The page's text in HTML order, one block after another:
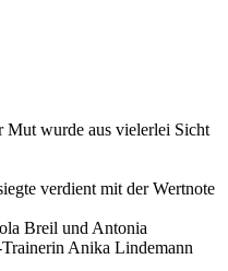
Mut wurde aus vielerlei Sicht
verdient mit der Wertnote
Breil und Antonia
Anika Lindemann